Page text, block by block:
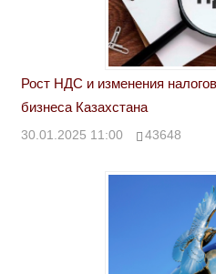
Рост НДС и изменения
бизнеса Казахстана
30.01.2025 11:00 43648